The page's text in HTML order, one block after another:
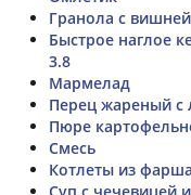
Гранола с
Быстрое наглое
3.8
Мармелад
Перец жареный с
Пюре
Смесь
Котлеты из